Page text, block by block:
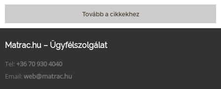
Tovább a cikkekhez
Matrac.hu – Ügyfélszolgálat
Tel: +36 70 930 4040
Email: web@matrac.hu